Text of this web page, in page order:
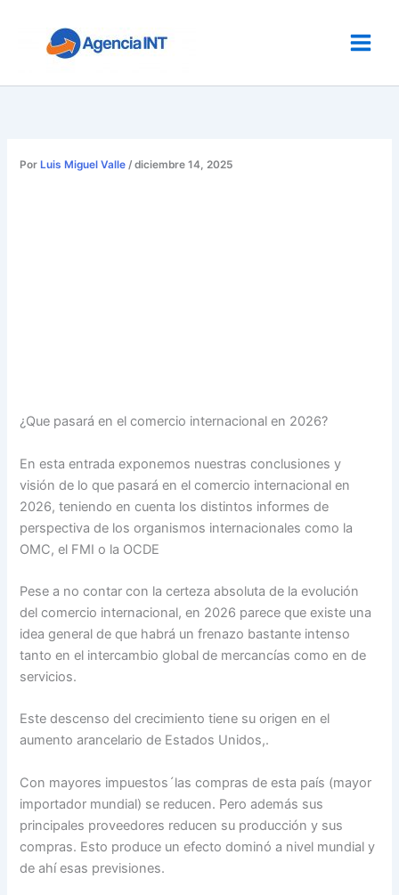
contenido
Por Luis Miguel Valle/diciembre 14, 2025
¿Que pasará en el comercio internacional en 2026?
En esta entrada exponemos nuestras conclusiones y
visión de lo que pasará en el comercio internacional en
2026, teniendo en cuenta los distintos informes de
perspectiva de los organismos internacionales como la
OMC, el FMI o la OCDE
Pese a no contar con la certeza absoluta de la evolución
del comercio internacional, en 2026 parece que existe una
idea general de que habrá un frenazo bastante intenso
tanto en el intercambio global de mercancías como en de
servicios.
Este descenso del crecimiento tiene su origen en el
aumento arancelario de Estados Unidos,.
Con mayores impuestos´las compras de esta país (mayor
importador mundial) se reducen. Pero además sus
principales proveedores reducen su producción y sus
compras. Esto produce un efecto dominó a nivel mundial y
de ahí esas previsiones.